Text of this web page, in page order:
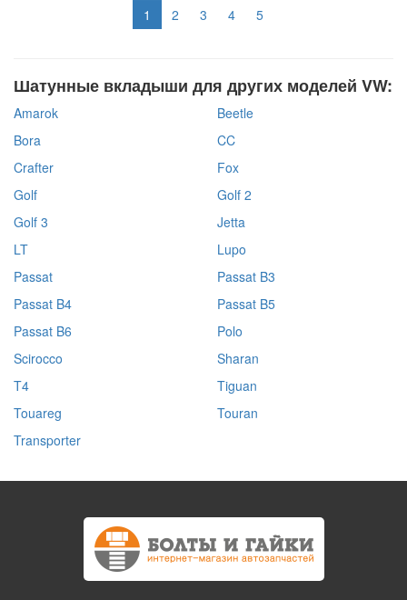
1 2 3 4 5
Шатунные вкладыши для других моделей VW:
Amarok
Beetle
Bora
CC
Crafter
Fox
Golf
Golf 2
Golf 3
Jetta
LT
Lupo
Passat
Passat B3
Passat B4
Passat B5
Passat B6
Polo
Scirocco
Sharan
T4
Tiguan
Touareg
Touran
Transporter